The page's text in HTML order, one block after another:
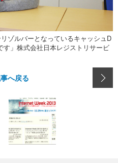
ゾルバーとなっているキャッシュD
」株式会社日本レジストリサービ
へ戻る